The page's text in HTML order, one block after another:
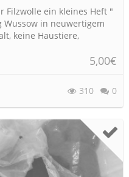
Filzwolle ein kleines Heft "
Wussow in neuwertigem
keine Haustiere,
5,00€
310 0